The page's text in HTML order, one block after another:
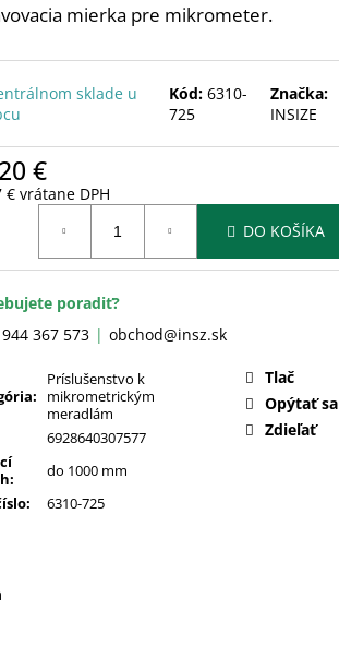
mierka pre mikrometer.
sklade u
Kód: 6310-
725
Značka:
INSIZE
€
€ vrátane DPH
DO KOŠÍKA
poradiť?
367 573
obchod@insz.sk
:
Príslušenstvo k
mikrometrickým
meradlám
6928640307577
:
do 1000 mm
: 6310-725
Tlač
Opýtať sa
Zdieľať